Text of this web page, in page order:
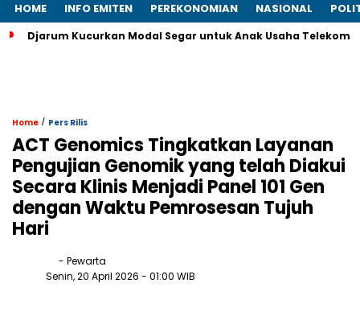
HOME INFO EMITEN PEREKONOMIAN NASIONAL
Djarum Kucurkan Modal Segar untuk Anak Usaha
Home / Pers Rilis
ACT Genomics Tingkatkan Layanan
Pengujian Genomik yang telah Diakui
Secara Klinis Menjadi Panel 101 Gen
dengan Waktu Pemrosesan Tujuh
Hari
- Pewarta
Senin, 20 April 2026 - 01:00 WIB